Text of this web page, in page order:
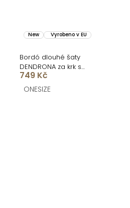
New Vyrobeno v EU
Bordó dlouhé šaty
DENDRONA za krk s
výstřihem
749 Kč
ONESIZE